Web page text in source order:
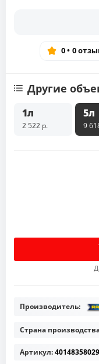
0 • 0
Другие
1л
2 522 р.
5л
9
Производитель:
Страна
Артикул: